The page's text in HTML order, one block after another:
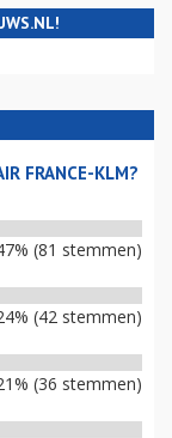
FRANCE-KLM?
(81 stemmen)
(42 stemmen)
(36 stemmen)